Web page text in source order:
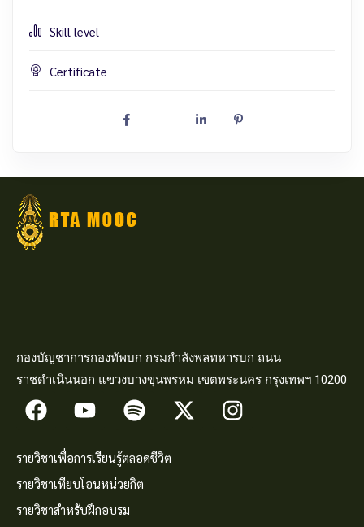
Skill level
Certificate
กองบัญชาการกองทัพบก กรมกำลังพลทหารบก ถนน
ราชดำเนินนอก แขวงบางขุนพรหม เขตพระนคร กรุงเทพฯ 10200
รายวิชาเพื่อการเรียนรู้ตลอดชีวิต
รายวิชาเทียบโอนหน่วยกิต
รายวิชาสำหรับฝึกอบรม